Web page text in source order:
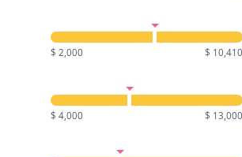
$ 2,000 $ 10,410
$ 4,000 $ 13,000